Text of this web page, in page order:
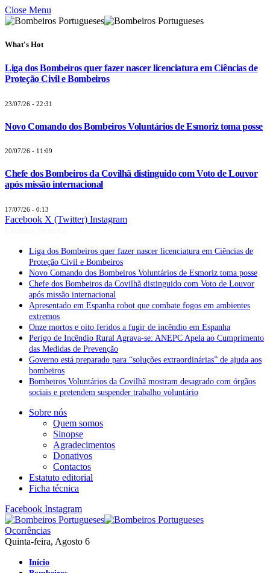
Close Menu
What's Hot
Liga dos Bombeiros quer fazer nascer licenciatura em Ciências de
Proteção Civil e Bombeiros
23/07/26 - 22:31
Novo Comando dos Bombeiros Voluntários de Esmoriz toma posse
20/07/26 - 11:09
Chefe dos Bombeiros da Covilhã distinguido com Voto de Louvor
após missão internacional
17/07/26 - 0:13
Facebook X (Twitter) Instagram
Liga dos Bombeiros quer fazer nascer licenciatura em Ciências de
Proteção Civil e Bombeiros
Novo Comando dos Bombeiros Voluntários de Esmoriz toma posse
Chefe dos Bombeiros da Covilhã distinguido com Voto de Louvor
após missão internacional
Apresentado em Espanha robot que combate fogos em ambientes
extremos
Onze mortos e oito feridos a fugir de incêndio em Espanha
Perigo de Incêndio Rural Agrava-se: ANEPC Apela ao Cumprimento
das Medidas de Prevenção
Governo está preparado para “soluções extraordinárias” de ajuda aos
bombeiros
Bombeiros Voluntários da Covilhã mostram desagrado com órgãos
sociais e pretendem suspender trabalho voluntário
Sobre nós
Quem somos
Sinopse
Agradecimentos
Donativos
Contactos
Estatuto editorial
Ficha técnica
Facebook Instagram
Ocorrências
Quinta-feira, Agosto 6
Início